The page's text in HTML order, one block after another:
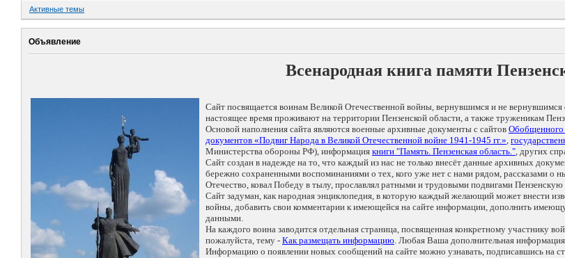
Активные темы
Объявление
Всенародная книга памяти
Сайт посвящается воинам Великой Отечественной войны, вернувшимся и не
настоящее время проживают на территории Пензенской области, а также труженикам
Основой наполнения сайта являются военные архивные документы с сайтов
документов «Подвиг Народа в Великой Отечественной войне 1941-1945 гг.»,
Министерства обороны РФ), информация книги "Память. Пензенская область.", других
Сайт создан в надежде на то, что каждый из нас не только внесёт данные архивных
бережно сохраненными воспоминаниями о тех, кого уже нет с нами рядом, рассказами о
Отечество, ковал Победу в тылу, прославлял ратными и трудовыми подвигами
Сайт задуман, как народная энциклопедия, в которую каждый желающий может внести
войны, добавить свои комментарии к имеющейся на сайте информации, дополнить
данными.
На каждого воина заводится отдельная страница, посвященная конкретному участнику
пожалуйста, тему - Как размещать информацию. Любая Ваша дополнительная информация
Информацию о появлении новых сообщений на сайте можно узнавать, подписавшись на